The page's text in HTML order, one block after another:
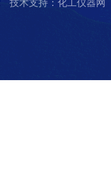
技术支持：化工仪器网